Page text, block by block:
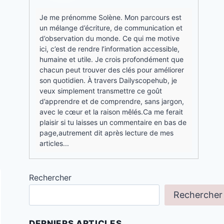
Je me prénomme Solène. Mon parcours est
un mélange d’écriture, de communication et
d’observation du monde. Ce qui me motive
ici, c’est de rendre l’information accessible,
humaine et utile. Je crois profondément que
chacun peut trouver des clés pour améliorer
son quotidien. À travers Dailyscopehub, je
veux simplement transmettre ce goût
d’apprendre et de comprendre, sans jargon,
avec le cœur et la raison mêlés.Ca me ferait
plaisir si tu laisses un commentaire en bas de
page,autrement dit après lecture de mes
articles...
Rechercher
Rechercher